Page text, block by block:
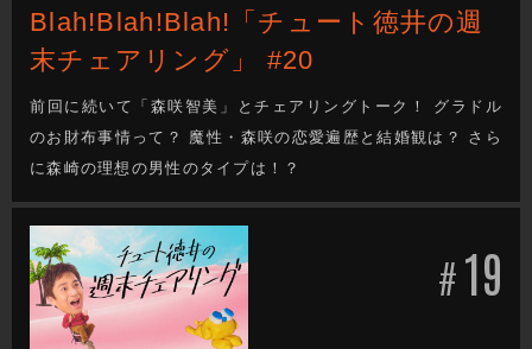
Blah!Blah!Blah!「チュート徳井の週
末チェアリング」 #20
前回に続いて「森咲智美」とチェアリングトーク！ グラドル
のお財布事情って？ 魔性・森咲の恋愛遍歴と結婚観は？ さら
に森崎の理想の男性のタイプは！？
#19